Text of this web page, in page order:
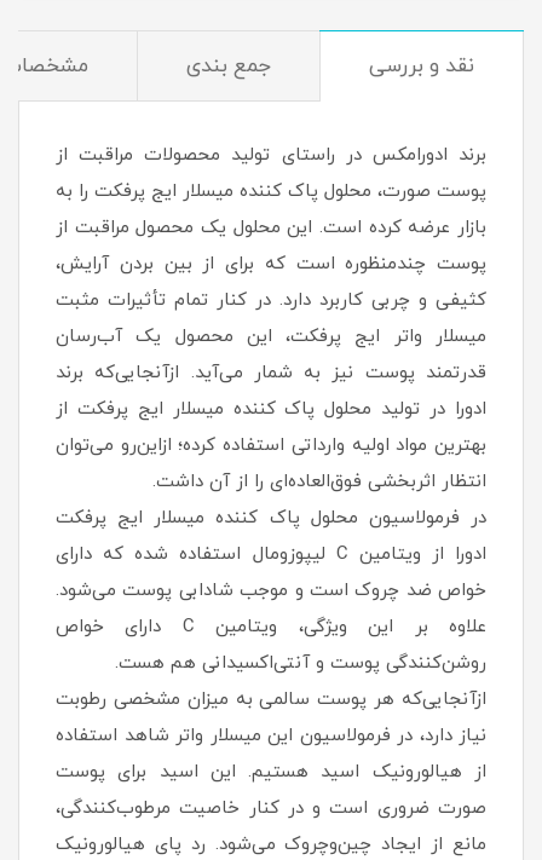
نقد و بررسی جمع بندی مشخصات
برند ادورامکس در راستای تولید محصولات مراقبت از
پوست صورت، محلول پاک کننده میسلار ایج پرفکت را به
بازار عرضه کرده است. این محلول یک محصول مراقبت از
پوست چندمنظوره است که برای از بین بردن آرایش،
کثیفی و چربی کاربرد دارد. در کنار تمام تأثیرات مثبت
میسلار واتر ایج پرفکت، این محصول یک آب‌رسان
قدرتمند پوست نیز به شمار می‌آید. ازآنجایی‌که برند
ادورا در تولید محلول پاک کننده میسلار ایج پرفکت از
بهترین مواد اولیه وارداتی استفاده کرده؛ ازاین‌رو می‌توان
انتظار اثربخشی فوق‌العاده‌ای را از آن داشت.
در فرمولاسیون محلول پاک کننده میسلار ایج پرفکت
ادورا از ویتامین C لیپوزومال استفاده شده که دارای
خواص ضد چروک است و موجب شادابی پوست می‌شود.
علاوه بر این ویژگی، ویتامین C دارای خواص
روشن‌کنندگی پوست و آنتی‌اکسیدانی هم هست.
ازآنجایی‌که هر پوست سالمی به میزان مشخصی رطوبت
نیاز دارد، در فرمولاسیون این میسلار واتر شاهد استفاده
از هیالورونیک اسید هستیم. این اسید برای پوست
صورت ضروری است و در کنار خاصیت مرطوب‌کنندگی،
مانع از ایجاد چین‌وچروک می‌شود. رد پای هیالورونیک